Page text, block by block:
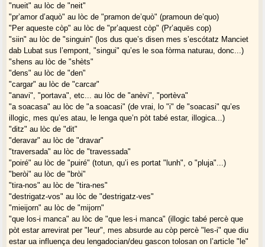
"nueit" au lòc de "neit"
"pr’amor d’aquò" au lòc de "pramon de’quò" (pramoun de’quo)
"Per aqueste còp" au lòc de "pr’aquest còp" (Pr’aquës cop)
"siin" au lòc de "singuin" (los dus que’s disen mes s’escótatz Manciet
dab Lubat sus l’empont, "singui" qu’es le soa fòrma naturau, donc...)
"shens au lòc de "shèts"
"dens" au lòc de "den"
"cargar" au lòc de "carcar"
"anavi", "portava", etc... au lòc de "anèvi", "portèva"
"a soacasa" au lòc de "a soacasi" (de vrai, lo "i" de "soacasi" qu’es
illogic, mes qu’es atau, le lenga que’n pòt tabé estar, illogica...)
"ditz" au lòc de "dit"
"deravar" au lòc de "dravar"
"traversada" au lòc de "travessada"
"poiré" au lòc de "puiré" (totun, qu’i es portat "lunh", o "pluja"...)
"beròi" au lòc de "bròi"
"tira-nos" au lòc de "tira-nes"
"destrigatz-vos" au lòc de "destrigatz-ves"
"mieijorn" au lòc de "mijorn"
"que los-i manca" au lòc de "que les-i manca" (illogic tabé percè que
pòt estar arrevirat per "leur", mes absurde au còp percè "les-i" que diu
estar ua influença deu lengadocian/deu gascon tolosan on l’article "le"